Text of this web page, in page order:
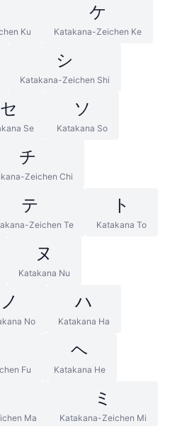
Ku
ケ
Katakana-Zeichen Ke
シ
Katakana-Zeichen Shi
セ
Se
ソ
Katakana So
チ
Zeichen Chi
テ
Zeichen Te
ト
Katakana To
ヌ
Katakana Nu
ノ
No
ハ
Katakana Ha
Fu
ヘ
Katakana He
Ma
ミ
Katakana-Zeichen Mi